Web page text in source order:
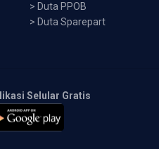
> Duta PPOB
> Duta Sparepart
Selular Gratis